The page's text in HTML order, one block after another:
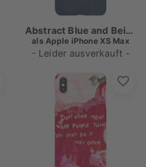
Abstract Blue and Beige, Landscape
als Apple iPhone XS Max
- Leider ausverkauft -